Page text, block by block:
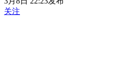
关注